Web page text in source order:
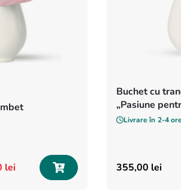
lei
Buchet cu
„Pasiune
Livrare în 2-4 ore
355,00 lei